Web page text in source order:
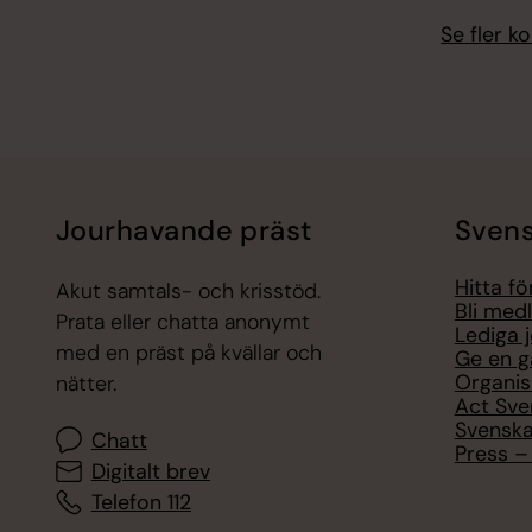
Se fler
Jourhavande präst
Akut samtals- och krisstöd.
Prata eller chatta anonymt
med en präst på kvällar och
nätter.
Chatt
Digitalt brev
Telefon 112
Hitta
Bli
Lediga
Ge en
Act
Press